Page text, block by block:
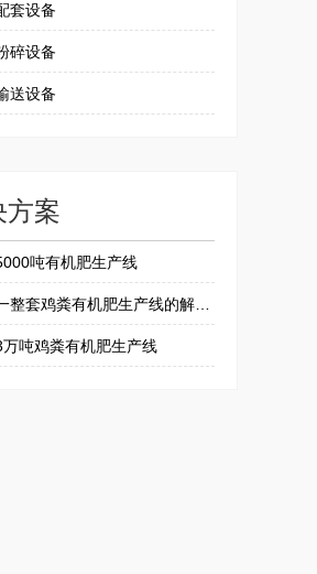
套设备
碎设备
送设备
方案
吨有机肥生产线
吨鸡粪有机肥生产线